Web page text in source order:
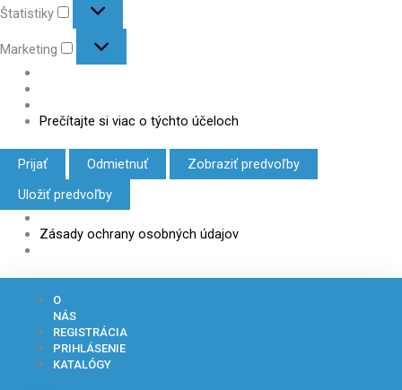
Štatistiky
Marketing
Prečítajte si viac o týchto účeloch
Prijať Odmietnuť
Zobraziť predvoľby
Uložiť predvoľby
Zásady ochrany osobných údajov
O
NÁS
REGISTRÁCIA
PRIHLÁSENIE
KATALÓGY